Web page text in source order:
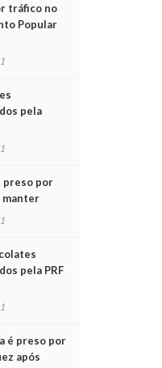
tráfico no
Popular
pela
na
preso por
manter
cárcere
pela PRF
Natal
é preso por
após